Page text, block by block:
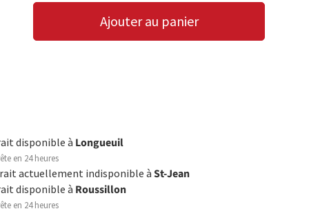
AUGMENTER LA QUANTITÉ
Ajouter au panier
disponible à Longueuil
en 24 heures
actuellement indisponible àSt-Jean
disponible à Roussillon
en 24 heures